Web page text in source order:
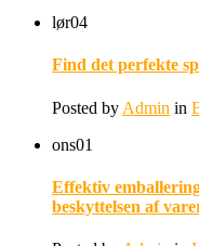
lør04
Find det perfekte
Posted by Admin in
ons01
Effektiv
beskyttelsen af